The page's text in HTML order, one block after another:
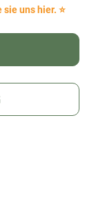
uns hier. ⭐